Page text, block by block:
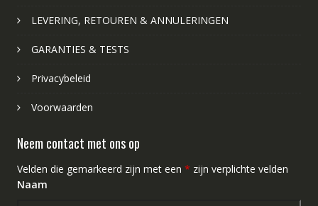
LEVERING, RETOUREN & ANNULERINGEN
GARANTIES & TESTS
Privacybeleid
Voorwaarden
Neem contact met ons op
Velden die gemarkeerd zijn met een * zijn verplichte velden
Naam